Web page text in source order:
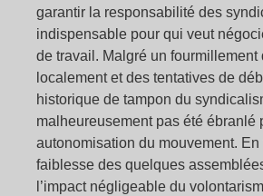
garantir la responsabilité des
indispensable pour qui veut
de travail. Malgré un fourmillement
localement et des tentatives de
historique de tampon du
malheureusement pas été ébranlé
autonomisation du mouvement.
faiblesse des quelques
l’impact négligeable du